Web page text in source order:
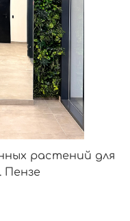
растений для
Пензе